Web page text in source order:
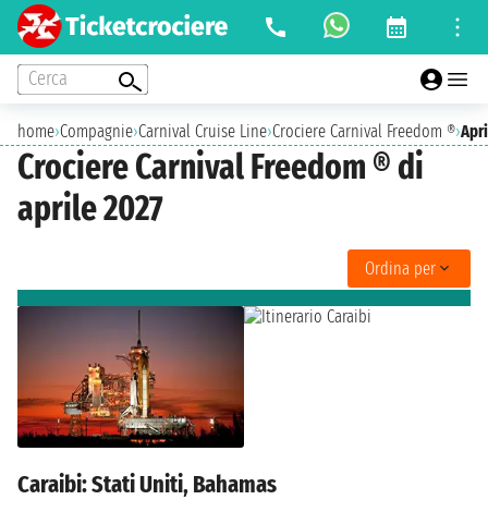
Cerca
home›Compagnie›Carnival Cruise Line›Crociere Carnival Freedom ®›
Crociere Carnival Freedom ® di
aprile 2027
Ordina per
Caraibi: Stati Uniti, Bahamas